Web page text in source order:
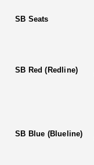
SB Seats
SB Red (Redline)
SB Blue (Blueline)